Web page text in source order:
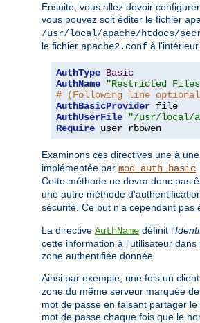
Ensuite, vous allez devoir
vous pouvez soit éditer le fichier
/usr/local/apache/htdocs/
le fichier apache2.conf à
AuthType Basic
AuthName
"Restricted
# (Following line
AuthBasicProvider
AuthUserFile
"/usr/local/
Require user rbowen
Examinons ces directives une à
implémentée par mod_auth_basic
Cette méthode ne devra donc pas
une autre méthode
sécurité. Ce but n'a cependant pas
La directive AuthName définit l'
cette information à l'utilisateur
zone authentifiée donnée.
Ainsi par exemple, une fois un
zone du même serveur marquée
mot de passe en faisant partager
mot de passe chaque fois que le